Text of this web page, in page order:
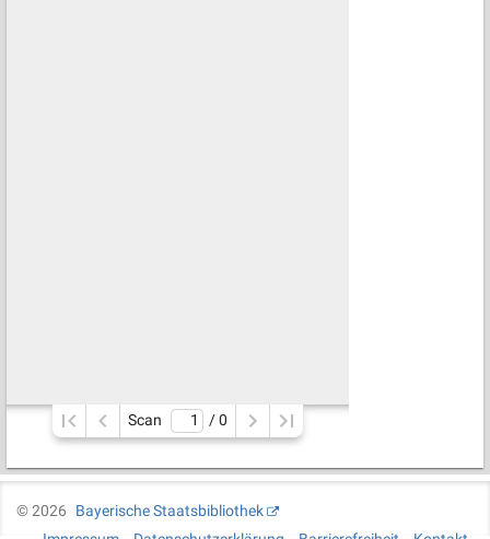
Scan / 0
©2026
Bayerische Staatsbibliothek